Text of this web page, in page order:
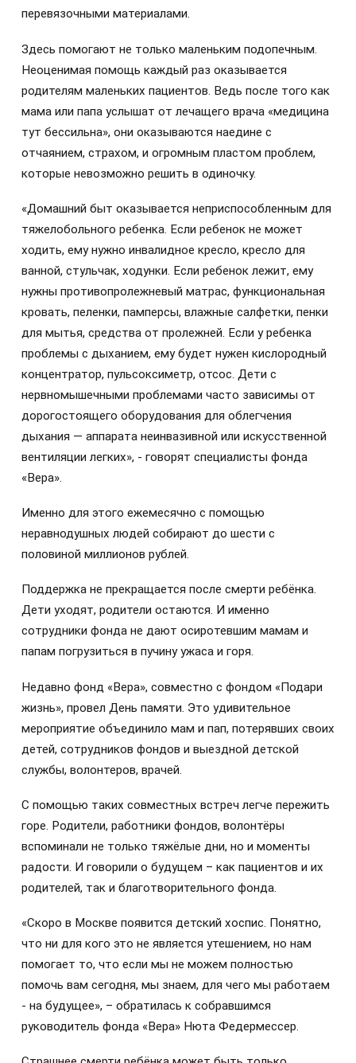
перевязочными материалами.
Здесь помогают не только маленьким подопечным.
Неоценимая помощь каждый раз оказывается
родителям маленьких пациентов. Ведь после того как
мама или папа услышат от лечащего врача «медицина
тут бессильна», они оказываются наедине с
отчаянием, страхом, и огромным пластом проблем,
которые невозможно решить в одиночку.
«Домашний быт оказывается неприспособленным для
тяжелобольного ребенка. Если ребенок не может
ходить, ему нужно инвалидное кресло, кресло для
ванной, стульчак, ходунки. Если ребенок лежит, ему
нужны противопролежневый матрас, функциональная
кровать, пеленки, памперсы, влажные салфетки, пенки
для мытья, средства от пролежней. Если у ребенка
проблемы с дыханием, ему будет нужен кислородный
концентратор, пульсоксиметр, отсос. Дети с
нервномышечными проблемами часто зависимы от
дорогостоящего оборудования для облегчения
дыхания — аппарата неинвазивной или искусственной
вентиляции легких», - говорят специалисты фонда
«Вера».
Именно для этого ежемесячно с помощью
неравнодушных людей собирают до шести с
половиной миллионов рублей.
Поддержка не прекращается после смерти ребёнка.
Дети уходят, родители остаются. И именно
сотрудники фонда не дают осиротевшим мамам и
папам погрузиться в пучину ужаса и горя.
Недавно фонд «Вера», совместно с фондом «Подари
жизнь», провел День памяти. Это удивительное
мероприятие объединило мам и пап, потерявших своих
детей, сотрудников фондов и выездной детской
службы, волонтеров, врачей.
С помощью таких совместных встреч легче пережить
горе. Родители, работники фондов, волонтёры
вспоминали не только тяжёлые дни, но и моменты
радости. И говорили о будущем – как пациентов и их
родителей, так и благотворительного фонда.
«Скоро в Москве появится детский хоспис. Понятно,
что ни для кого это не является утешением, но нам
помогает то, что если мы не можем полностью
помочь вам сегодня, мы знаем, для чего мы работаем
- на будущее», – обратилась к собравшимся
руководитель фонда «Вера» Нюта Федермессер.